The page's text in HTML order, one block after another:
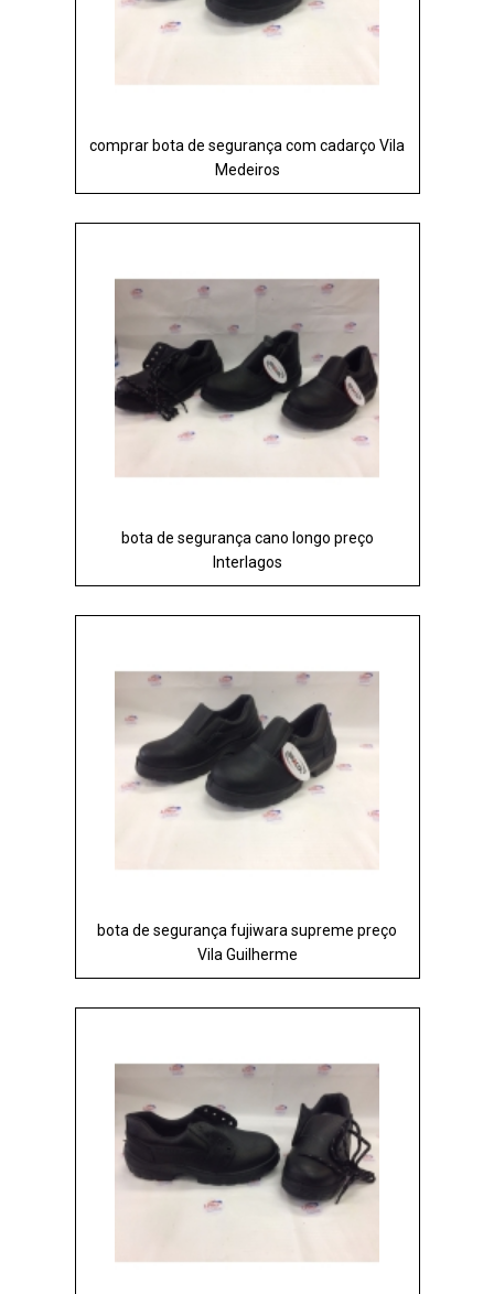
comprar bota de segurança com cadarço Vila
Medeiros
bota de segurança cano longo preço
Interlagos
bota de segurança fujiwara supreme preço
Vila Guilherme